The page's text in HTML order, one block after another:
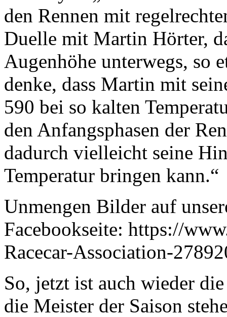
den Rennen mit
Duelle mit Martin Hörter,
Augenhöhe unterwegs, so
denke, dass Martin mit
590 bei so kalten
den Anfangsphasen der
dadurch vielleicht seine
Temperatur
Unmengen Bilder auf
Facebookseite: https://
Racecar-Association-
So, jetzt ist auch wieder
die Meister der Saison